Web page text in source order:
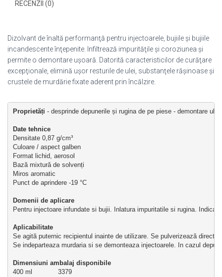
RECENZII (0)
Dizolvant de înaltă performanţă pentru injectoarele, bujiile şi bujiile
incandescente înţepenite. Infiltrează impurităţile şi coroziunea şi
permite o demontare uşoară. Datorită caracteristicilor de curăţare
excepţionale, elimină uşor resturile de ulei, substanţele răşinoase şi
crustele de murdărie fixate aderent prin încălzire.
Proprietăți - desprinde depunerile și rugina de pe piese - demontare
Date tehnice
Densitate 0,87 g/cm³
Culoare / aspect galben
Format lichid, aerosol
Bază mixtură de solvenți
Miros aromatic
Punct de aprindere -19 °C
Domenii de aplicare
Pentru injectoare infundate si bujii. Inlatura impuritatile si rugina.
Aplicabilitate
Se agită puternic recipientul inainte de utilizare. Se pulverizează direct
Se indeparteaza murdaria si se demonteaza injectoarele. In cazul
Dimensiuni ambalaj disponibile
400 ml             3379